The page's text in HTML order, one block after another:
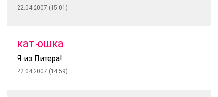
22.04.2007 (15:01)
катюшка
Я из Питера!
22.04.2007 (14:59)